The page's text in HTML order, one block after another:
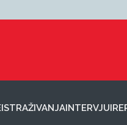
ISTRAŽIVANJAINTERVJUI